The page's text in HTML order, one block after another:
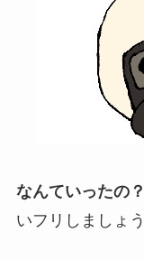
なんていったの？
いフリしましょう